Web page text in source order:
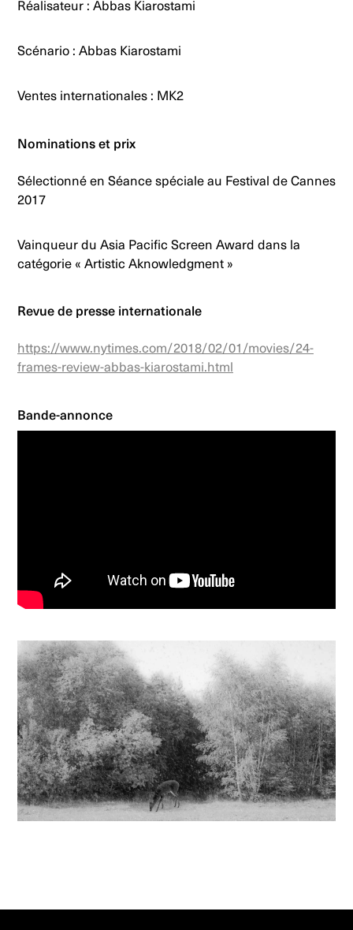
Réalisateur : Abbas Kiarostami
Scénario : Abbas Kiarostami
Ventes internationales : MK2
Nominations et prix
Sélectionné en Séance spéciale au Festival de Cannes
2017
Vainqueur du Asia Pacific Screen Award dans la
catégorie « Artistic Aknowledgment »
Revue de presse internationale
https://www.nytimes.com/2018/02/01/movies/24-
frames-review-abbas-kiarostami.html
Bande-annonce